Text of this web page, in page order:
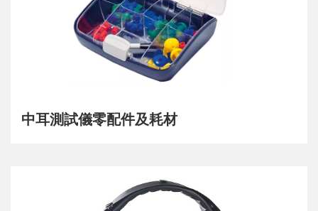
中耳測試儀零配件及耗材